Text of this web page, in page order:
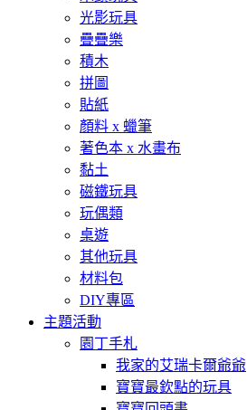
光影玩具
疊疊樂
積木
拼圖
貼紙
顏料 x 蠟筆
著色本 x 水畫布
黏土
磁鐵玩具
玩偶類
桌遊
其他玩具
材料包
DIY專區
主題活動
園丁手札
我家的艾瑞卡爾爺爺
寶寶最欽點的玩具